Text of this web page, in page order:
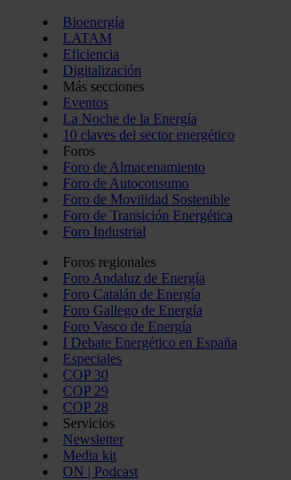
Bioenergía
LATAM
Eficiencia
Digitalización
Más secciones
Eventos
La Noche de la Energía
10 claves del sector energético
Foros
Foro de Almacenamiento
Foro de Autoconsumo
Foro de Movilidad Sostenible
Foro de Transición Energética
Foro Industrial
Foros regionales
Foro Andaluz de Energía
Foro Catalán de Energía
Foro Gallego de Energía
Foro Vasco de Energía
I Debate Energético en España
Especiales
COP 30
COP 29
COP 28
Servicios
Newsletter
Media kit
ON | Podcast